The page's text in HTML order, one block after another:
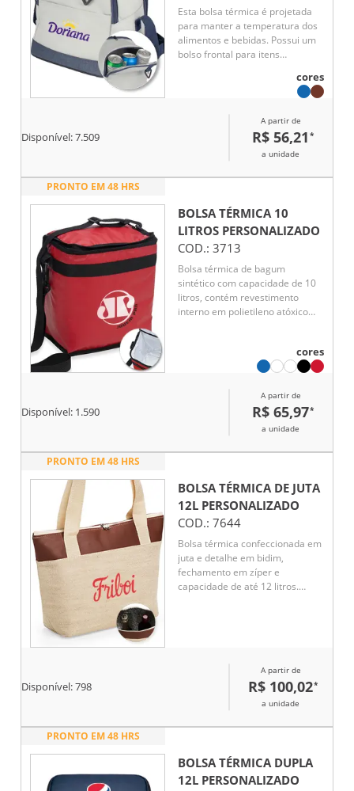
Esta bolsa térmica é projetada
para manter a temperatura dos
alimentos e bebidas. Possui um
bolso frontal para itens
chaves, oferecendo praticidade.
acesso ao que você precisa. A
alça ajustável garante conforto
no transporte, enquanto a parte
resistência e facilidade de
e passeios.
cores
Disponível:7.509
A partir de
R$ 56,21 *
a unidade
PRONTO EM 48 HRS
BOLSA TÉRMICA 10
LITROS PERSONALIZADO
COD.: 3713
Bolsa térmica de bagum
sintético com capacidade de 10
litros, contém revestimento
interno em polietileno atóxico
cores
Disponível: 1.590
A partir de
R$ 65,97*
a unidade
PRONTO EM 48 HRS
BOLSA TÉRMICA DE JUTA
12L PERSONALIZADO
COD.: 7644
Bolsa térmica confeccionada em
juta e detalhe em bidim,
fechamento em zíper e
capacidade de até 12 litros.
Disponível:798
A partir de
R$ 100,02*
a unidade
PRONTO EM 48 HRS
BOLSA TÉRMICA DUPLA
12L PERSONALIZADO